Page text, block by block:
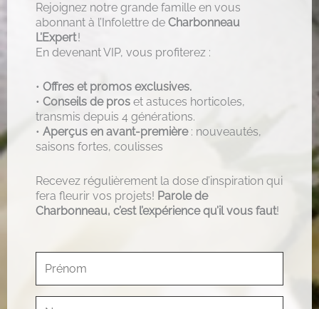
Rejoignez notre grande famille en vous
abonnant à l’Infolettre de Charbonneau
L’Expert!
En devenant VIP, vous profiterez :
• Offres et promos exclusives.
• Conseils de pros et astuces horticoles,
transmis depuis 4 générations.
• Aperçus en avant-première: nouveautés,
saisons fortes, coulisses
Recevez régulièrement la dose d’inspiration qui
fera fleurir vos projets! Parole de
Charbonneau, c’est l’expérience qu’il vous faut!